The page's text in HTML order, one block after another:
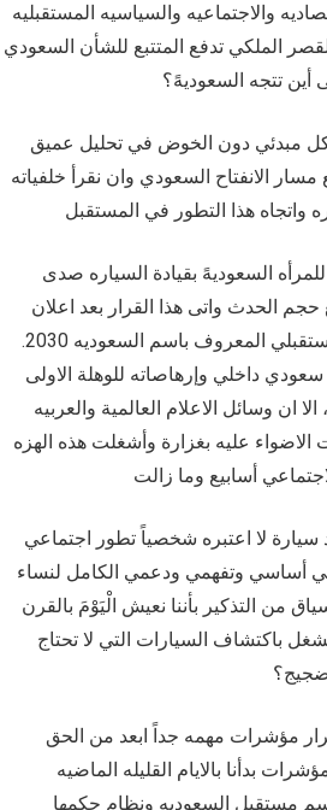
والاجتماعيه والسياسيه المستقبليه
الملكي تدفع المتتبع للشأن السعودي
أين تتجه السعوديهً؟
مبدئي دون الخوض في تحليل عميق
مسار الانفتاح السعودي وان نقرأ خلفياته
السعوديهً بقيادة السياره صدى
حجم الحدث واتى هذا القرار بعد اعلان
السعوديه عن مشروعها المستقبلي المعروف باسم السعوديه 2030.
داخلي وإرهاصاته للوهلة الاولى
ان وسائل الاعلام العالمية والعربيه
عليه بغزارة وأشغلت هذه الهزه
سيارة لا اعتبره شخصياً تطور اجتماعي
أساسي وتفهمي ودعمي الكامل لنساء
من التذكير بأننا نعيش الْيَوْمَ بالقرن
باكتشاف السيارات التي لا تحتاج
مؤشرات مهمه جداً ابعد من الحق
بدأنا بالايام القليله الماضيه